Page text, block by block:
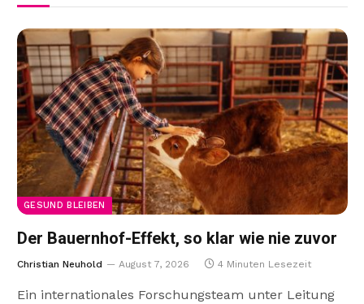
GESUND BLEIBEN
Der Bauernhof-Effekt, so klar wie nie zuvor
Christian Neuhold August 7, 2026 4 Minuten Lesezeit
Ein internationales Forschungsteam unter Leitung